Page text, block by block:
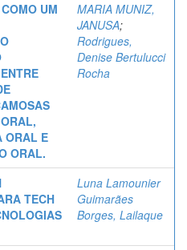
UM
ORAL E
ORAL.
MARIA MUNIZ,
JANUSA;
Rodrigues,
Denise Bertulucci
Rocha
TECH
Luna Lamounier
Guimarães
Borges, Lailaque